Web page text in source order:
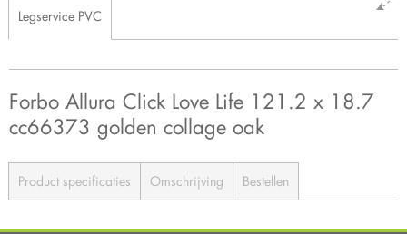
Legservice PVC
Forbo Allura Click Love Life 121.2 x 18.7
cc66373 golden collage oak
Product specificaties Omschrijving Bestellen